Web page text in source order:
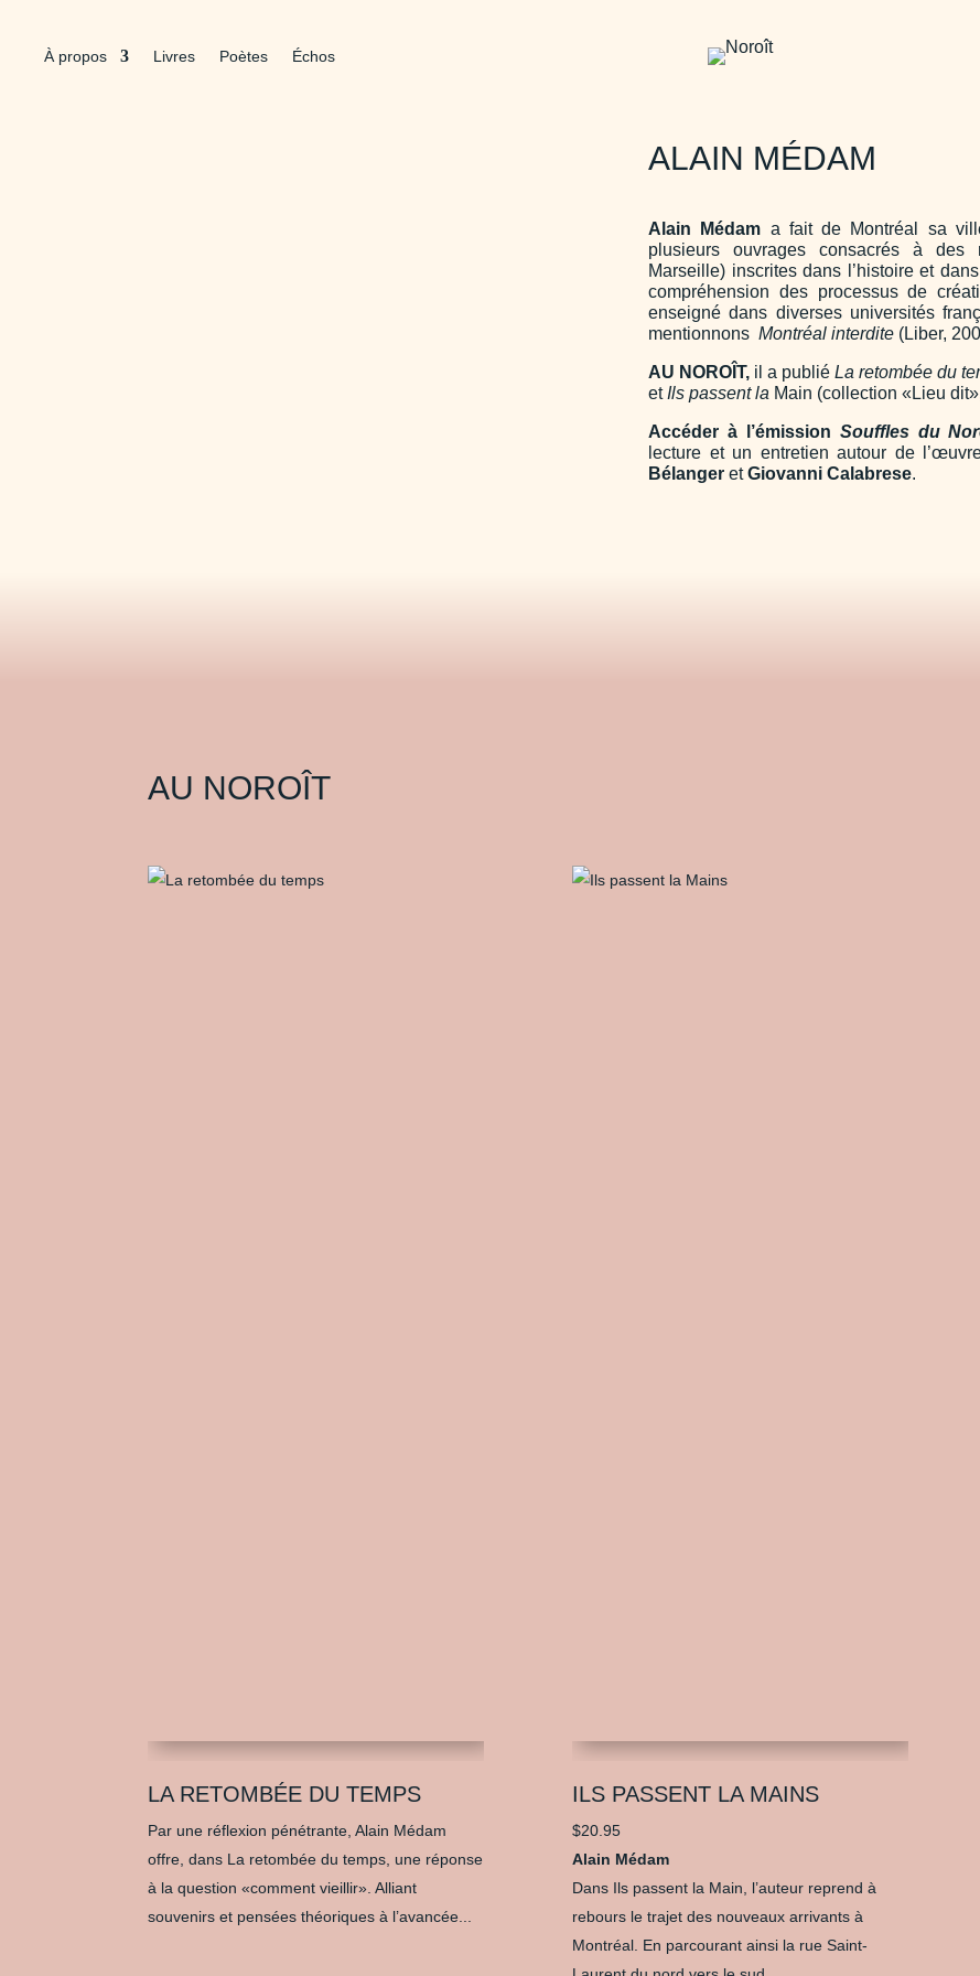
À propos Livres Poètes Échos
ALAIN MÉDAM
Alain Médam a fait de Montréal sa
plusieurs ouvrages consacrés à des
Marseille) inscrites dans l’histoire et
compréhension des processus de
enseigné dans diverses universités
mentionnonsMontréal interdite (Liber,
AU NOROÎT, il a publiéLa retombée du
et Ils passent la Main (collection «Lieu
Accéder à l’émission Souffles du
lecture et un entretien autour de
Bélanger etGiovanni Calabrese.
AU NOROÎT
LA RETOMBÉE DU TEMPS
Par une réflexion pénétrante, Alain Médam
offre, dans La retombée du temps, une réponse
à la question «comment vieillir». Alliant
souvenirs et pensées théoriques à l’avancée...
ILS PASSENT LA MAINS
$20.95
Alain Médam
Dans Ils passent la Main, l’auteur reprend à
rebours le trajet des nouveaux arrivants à
Montréal. En parcourant ainsi la rue Saint-